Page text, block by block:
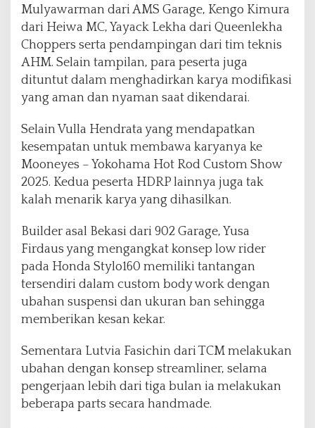
Mulyawarman dari AMS Garage, Kengo Kimura
dari Heiwa MC, Yayack Lekha dari Queenlekha
Choppers serta pendampingan dari tim teknis
AHM. Selain tampilan, para peserta juga
dituntut dalam menghadirkan karya modifikasi
yang aman dan nyaman saat dikendarai.
Selain Vulla Hendrata yang mendapatkan
kesempatan untuk membawa karyanya ke
Mooneyes – Yokohama Hot Rod Custom Show
2025. Kedua peserta HDRP lainnya juga tak
kalah menarik karya yang dihasilkan.
Builder asal Bekasi dari 902 Garage, Yusa
Firdaus yang mengangkat konsep low rider
pada Honda Stylo160 memiliki tantangan
tersendiri dalam custom body work dengan
ubahan suspensi dan ukuran ban sehingga
memberikan kesan kekar.
Sementara Lutvia Fasichin dari TCM melakukan
ubahan dengan konsep streamliner, selama
pengerjaan lebih dari tiga bulan ia melakukan
beberapa parts secara handmade.